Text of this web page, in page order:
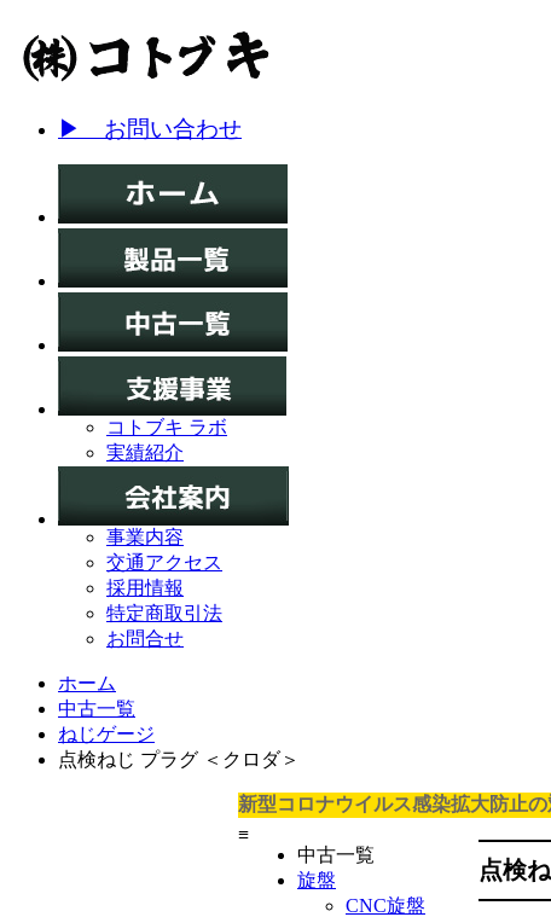
▶ お問い合わせ
コトブキ ラボ
実績紹介
事業内容
交通アクセス
採用情報
特定商取引法
お問合せ
ホーム
中古一覧
ねじゲージ
点検ねじ プラグ ＜クロダ＞
新型コロナウイルス感染拡大防止
≡
中古一覧
旋盤
CNC旋盤
点検